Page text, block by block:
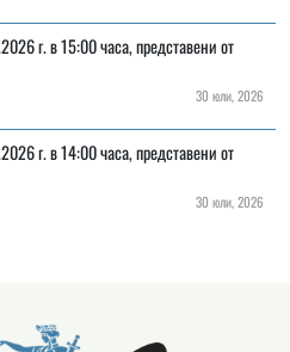
г. в 15:00 часа, представени от
30 юли, 2026
г. в 14:00 часа, представени от
30 юли, 2026